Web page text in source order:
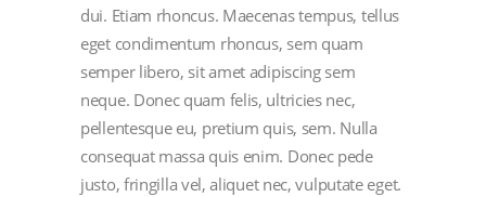
dui. Etiam rhoncus. Maecenas tempus, tellus
eget condimentum rhoncus, sem quam
semper libero, sit amet adipiscing sem
neque. Donec quam felis, ultricies nec,
pellentesque eu, pretium quis, sem. Nulla
consequat massa quis enim. Donec pede
justo, fringilla vel, aliquet nec, vulputate eget.